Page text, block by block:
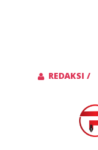
REDAKSI /